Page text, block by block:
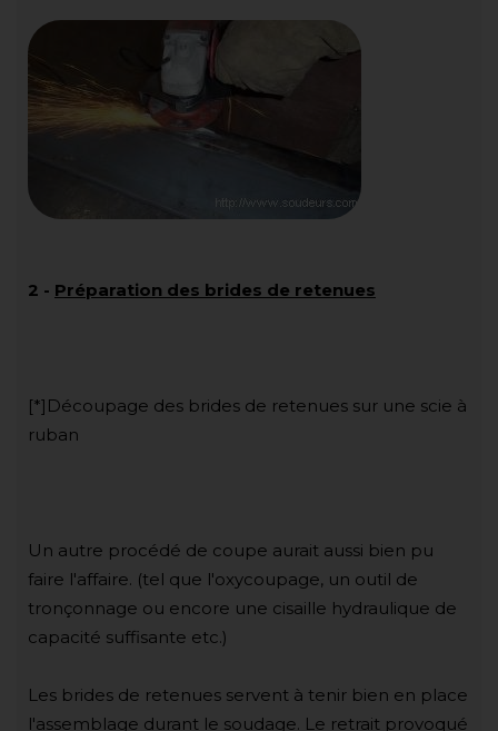
2 - Préparation des brides de retenues
[*]Découpage des brides de retenues sur une scie à
ruban
Un autre procédé de coupe aurait aussi bien pu
faire l'affaire. (tel que l'oxycoupage, un outil de
tronçonnage ou encore une cisaille hydraulique de
capacité suffisante etc.)
Les brides de retenues servent à tenir bien en place
l'assemblage durant le soudage. Le retrait provoqué